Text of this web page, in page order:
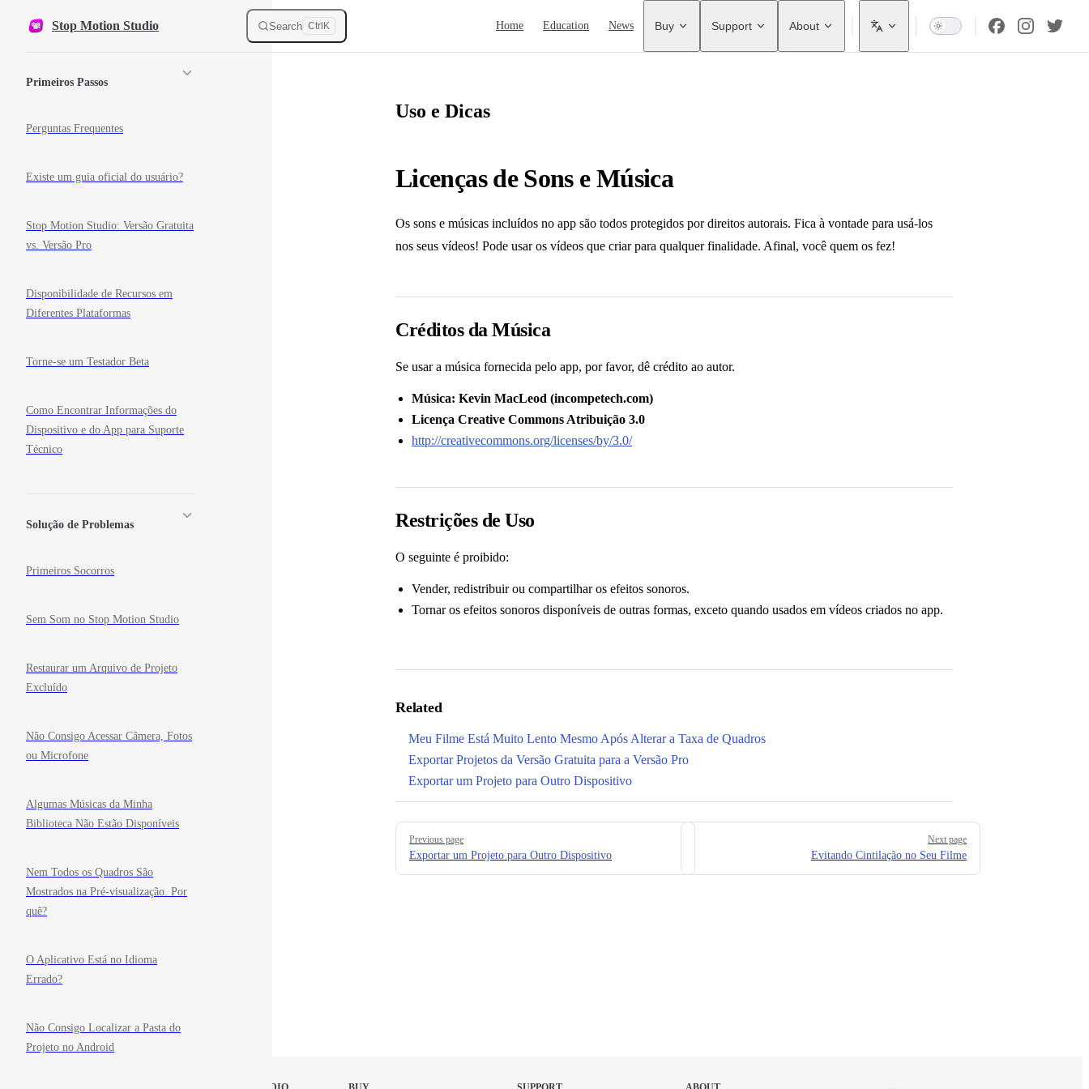
Skip to content
Stop Motion Studio Search Ctrl K Home Education News Buy Support About
Primeiros Passos
Perguntas Frequentes
Existe um guia oficial do usuário?
Stop Motion Studio: Versão Gratuita
vs. Versão Pro
Disponibilidade de Recursos em
Diferentes Plataformas
Torne-se um Testador Beta
Como Encontrar Informações do
Dispositivo e do App para Suporte
Técnico
Solução de Problemas
Primeiros Socorros
Sem Som no Stop Motion Studio
Restaurar um Arquivo de Projeto
Excluído
Não Consigo Acessar Câmera, Fotos
ou Microfone
Algumas Músicas da Minha
Biblioteca Não Estão Disponíveis
Nem Todos os Quadros São
Mostrados na Pré-visualização. Por
quê?
O Aplicativo Está no Idioma
Errado?
Não Consigo Localizar a Pasta do
Projeto no Android
Uso e Dicas
Licenças de Sons e Música
Os sons e músicas incluídos no app são todos protegidos por direitos autorais. Fica à vontade para usá-los
nos seus vídeos! Pode usar os vídeos que criar para qualquer finalidade. Afinal, você quem os fez!
Créditos da Música
Se usar a música fornecida pelo app, por favor, dê crédito ao autor.
Música: Kevin MacLeod (incompetech.com)
Licença Creative Commons Atribuição 3.0
http://creativecommons.org/licenses/by/3.0/
Restrições de Uso
O seguinte é proibido:
Vender, redistribuir ou compartilhar os efeitos sonoros.
Tornar os efeitos sonoros disponíveis de outras formas, exceto quando usados em vídeos criados no app.
Related
Meu Filme Está Muito Lento Mesmo Após Alterar a Taxa de Quadros
Exportar Projetos da Versão Gratuita para a Versão Pro
Exportar um Projeto para Outro Dispositivo
Pager
Previous page
Exportar um Projeto para Outro Dispositivo
Next page
Evitando Cintilação no Seu Filme